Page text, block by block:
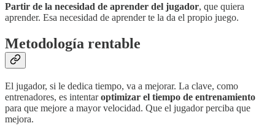
Partir de la necesidad de aprender del jugador, que quiera
aprender. Esa necesidad de aprender te la da el propio juego.
Metodología rentable
El jugador, si le dedica tiempo, va a mejorar. La clave, como
entrenadores, es intentaroptimizar el tiempo de entrenamiento
para que mejore a mayor velocidad. Que el jugador perciba que
mejora.